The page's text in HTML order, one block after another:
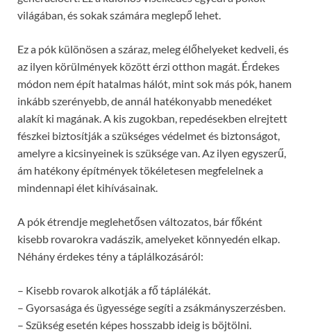
világában, és sokak számára meglepő lehet.
Ez a pók különösen a száraz, meleg élőhelyeket kedveli, és
az ilyen körülmények között érzi otthon magát. Érdekes
módon nem épít hatalmas hálót, mint sok más pók, hanem
inkább szerényebb, de annál hatékonyabb menedéket
alakít ki magának. A kis zugokban, repedésekben elrejtett
fészkei biztosítják a szükséges védelmet és biztonságot,
amelyre a kicsinyeinek is szüksége van. Az ilyen egyszerű,
ám hatékony építmények tökéletesen megfelelnek a
mindennapi élet kihívásainak.
A pók étrendje meglehetősen változatos, bár főként
kisebb rovarokra vadászik, amelyeket könnyedén elkap.
Néhány érdekes tény a táplálkozásáról:
– Kisebb rovarok alkotják a fő táplálékát.
– Gyorsasága és ügyessége segíti a zsákmányszerzésben.
– Szükség esetén képes hosszabb ideig is böjtölni.